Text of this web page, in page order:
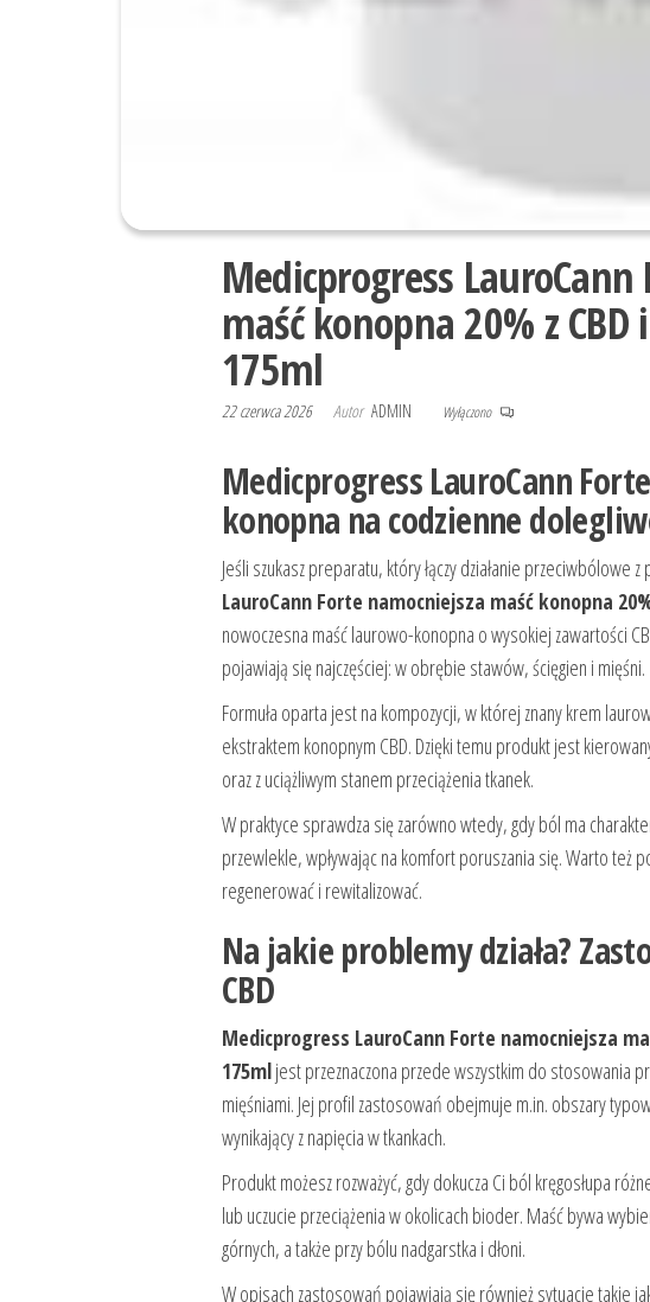
Medicprogress
maść konopna 20% z
175ml
22 czerwca 2026 Autor ADMIN Wyłączono
Medicprogress LauroCann
konopna na codzienne
Jeśli szukasz preparatu, który łączy działanie przeciwbólowe
LauroCann Forte namocniejsza maść konopna
nowoczesna maść laurowo-konopna o wysokiej zawartości
pojawiają się najczęściej: w obrębie stawów, ścięgien i mięśni.
Formuła oparta jest na kompozycji, w której znany krem
ekstraktem konopnym CBD. Dzięki temu produkt jest
oraz z uciążliwym stanem przeciążenia tkanek.
W praktyce sprawdza się zarówno wtedy, gdy ból ma
przewlekle, wpływając na komfort poruszania się. Warto też
regenerować i rewitalizować.
Na jakie problemy działa?
CBD
Medicprogress LauroCann Forte namocniejsza
175mljest przeznaczona przede wszystkim do stosowania
mięśniami. Jej profil zastosowań obejmuje m.in. obszary
wynikający z napięcia w tkankach.
Produkt możesz rozważyć, gdy dokucza Ci ból kręgosłupa
lub uczucie przeciążenia w okolicach bioder. Maść bywa
górnych, a także przy bólu nadgarstka i dłoni.
W opisach zastosowań pojawiają się również sytuacje takie